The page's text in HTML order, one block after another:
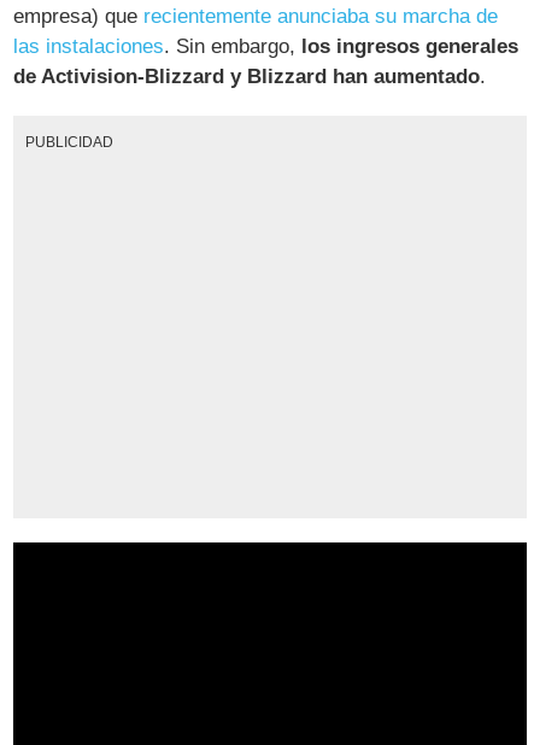
empresa) que recientemente anunciaba su marcha de
las instalaciones. Sin embargo, los ingresos generales
de Activision-Blizzard y Blizzard han aumentado.
PUBLICIDAD